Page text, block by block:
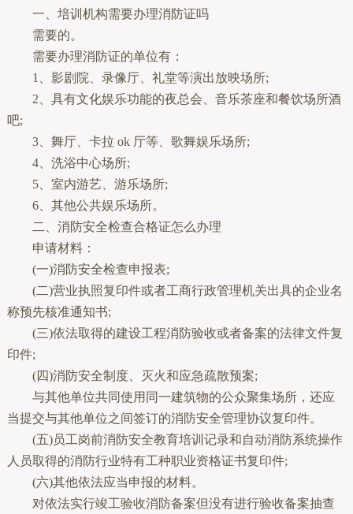
一、培训机构需要办理消防证吗
需要的。
需要办理消防证的单位有：
1、影剧院、录像厅、礼堂等演出放映场所;
2、具有文化娱乐功能的夜总会、音乐茶座和餐饮场所酒
吧;
3、舞厅、卡拉 ok 厅等、歌舞娱乐场所;
4、洗浴中心场所;
5、室内游艺、游乐场所;
6、其他公共娱乐场所。
二、消防安全检查合格证怎么办理
申请材料：
(一)消防安全检查申报表;
(二)营业执照复印件或者工商行政管理机关出具的企业名
称预先核准通知书;
(三)依法取得的建设工程消防验收或者备案的法律文件复
印件;
(四)消防安全制度、灭火和应急疏散预案;
与其他单位共同使用同一建筑物的公众聚集场所，还应
当提交与其他单位之间签订的消防安全管理协议复印件。
(五)员工岗前消防安全教育培训记录和自动消防系统操作
人员取得的消防行业特有工种职业资格证书复印件;
(六)其他依法应当申报的材料。
对依法实行竣工验收消防备案但没有进行验收备案抽查